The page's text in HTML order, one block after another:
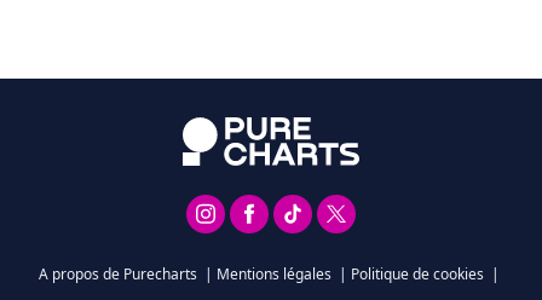
A propos de Purecharts | Mentions légales | Politique de cookies |